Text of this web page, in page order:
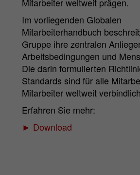
Mitarbeiter weltweit prägen.
Im vorliegenden Globalen
Mitarbeiterhandbuch
Gruppe ihre zentralen
Arbeitsbedingungen und
Die darin formulierten
Standards sind für alle
Mitarbeiter weltweit
Erfahren Sie mehr:
► Download